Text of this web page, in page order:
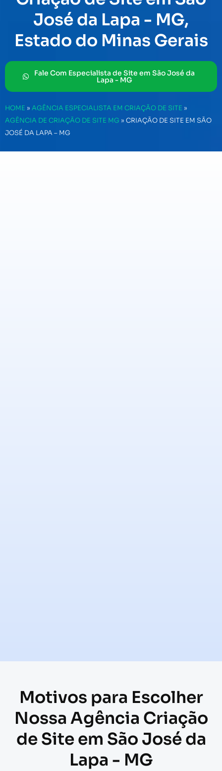
José da Lapa - MG,
Estado do Minas Gerais
Fale Com Especialista de Site em São José da
Lapa - MG
HOME » AGÊNCIA ESPECIALISTA EM CRIAÇÃO DE SITE »
AGÊNCIA DE CRIAÇÃO DE SITE MG » CRIAÇÃO DE SITE EM SÃO
JOSÉ DA LAPA – MG
Motivos para Escolher
Nossa Agência Criação
de Site em São José da
Lapa - MG